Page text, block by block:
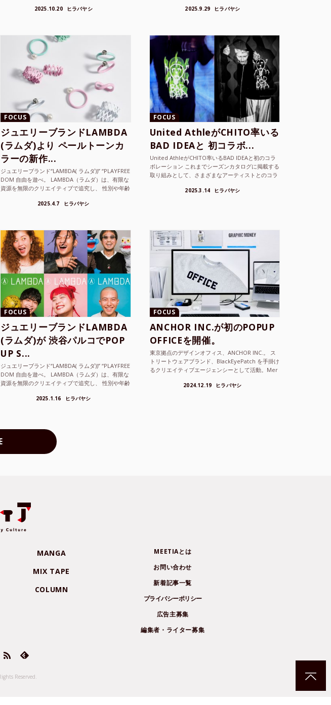
2025.10.20 ヒラバヤシ 2025.9.29 ヒラバヤシ
FOCUS
ジュエリーブランドLAMBDA
(ラムダ)より ペールトーンカ
ラーの新作...
ジュエリーブランド“LAMBDA( ラムダ))” “PLAYFREE
DOM 自由を遊べ。 LAMBDA（ラムダ）は、有限な
資源を無限のクリエイティブで追究し、 性別や年齢
2025.4.7 ヒラバヤシ
FOCUS
United AthleがCHITO率いる
BAD IDEAと 初コラボ...
United AthleがCHITO率いるBAD IDEAと初のコラ
ボレーション これまでシーズンカタログに掲載する
取り組みとして、さまざまなアーティストとのコラ
2025.3.14 ヒラバヤシ
FOCUS
ジュエリーブランドLAMBDA
(ラムダ)が 渋谷パルコでPOP
UP S...
ジュエリーブランド“LAMBDA( ラムダ))” “PLAYFREE
DOM 自由を遊べ。 LAMBDA（ラムダ）は、有限な
資源を無限のクリエイティブで追究し、 性別や年齢
2025.1.16 ヒラバヤシ
FOCUS
ANCHOR INC.が初のPOPUP
OFFICEを開催。
東京拠点のデザインオフィス、ANCHOR INC.。 ス
トリートウェアブランド、BlackEyePatch を手掛け
るクリエイティブエージェンシーとして活動。Mer
2024.12.19 ヒラバヤシ
MANGA
MIX TAPE
COLUMN
MEETIAとは
お問い合わせ
新着記事一覧
プライバシーポリシー
広告主募集
編集者・ライター募集
Reserved.